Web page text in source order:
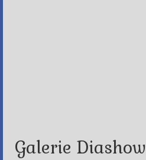
Galerie Diashow